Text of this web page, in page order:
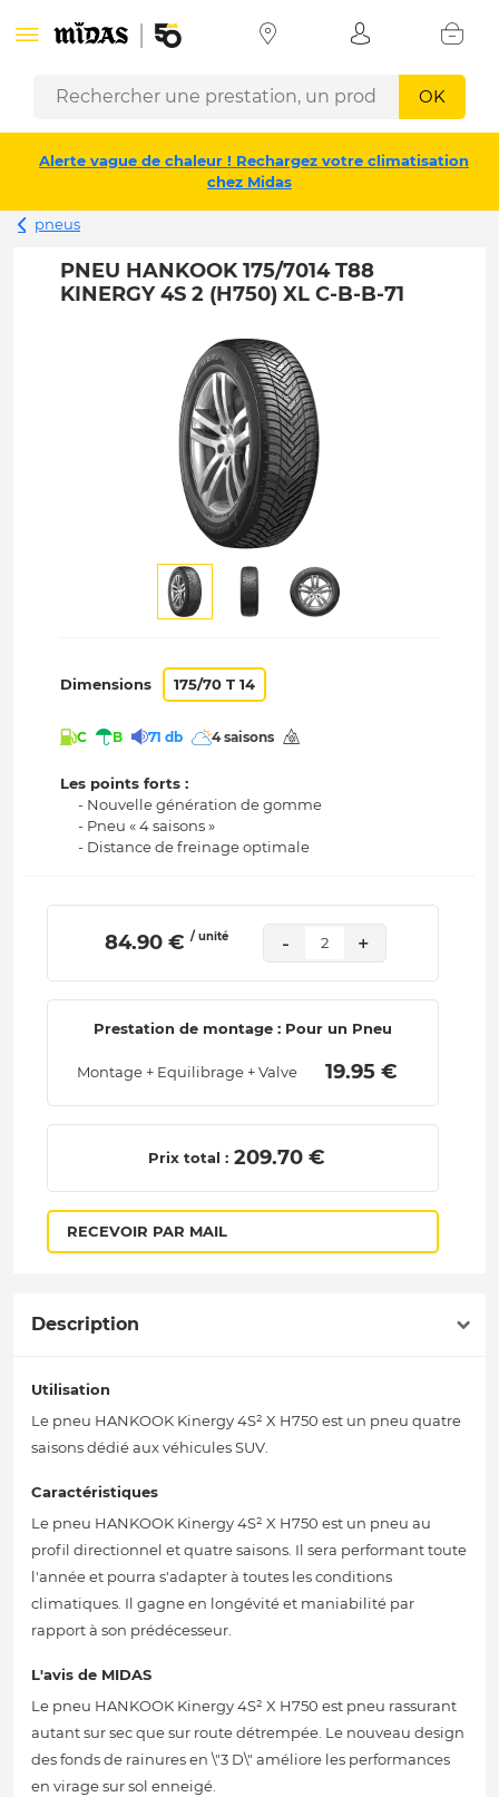
OK
Alerte vague de chaleur ! Rechargez votre climatisation
chez Midas
pneus
PNEU HANKOOK 175/7014 T88
KINERGY 4S 2 (H750) XL C-B-B-71
Dimensions 175/70 T 14
C B 71 db 4 saisons
Les points forts :
- Nouvelle génération de gomme
- Pneu « 4 saisons »
- Distance de freinage optimale
84.90 € / unité - 2 +
Prestation de montage : Pour un Pneu
Montage + Equilibrage + Valve 19.95 €
Prix total : 209.70 €
RECEVOIR PAR MAIL
Description
Utilisation
Le pneu HANKOOK Kinergy 4S² X H750 est un pneu quatre
saisons dédié aux véhicules SUV.
Caractéristiques
Le pneu HANKOOK Kinergy 4S² X H750 est un pneu au
profil directionnel et quatre saisons. Il sera performant toute
l'année et pourra s'adapter à toutes les conditions
climatiques. Il gagne en longévité et maniabilité par
rapport à son prédécesseur.
L'avis de MIDAS
Le pneu HANKOOK Kinergy 4S² X H750 est pneu rassurant
autant sur sec que sur route détrempée. Le nouveau design
des fonds de rainures en \"3 D\" améliore les performances
en virage sur sol enneigé.